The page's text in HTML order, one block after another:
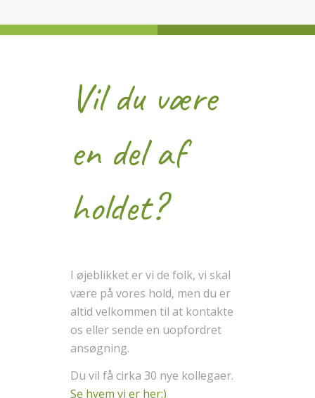
Vil du være
en del af
holdet?
I øjeblikket er vi de folk, vi skal
være på vores hold, men du er
altid velkommen til at kontakte
os eller sende en uopfordret
ansøgning.
Du vil få cirka 30 nye kollegaer.
Se hvem vi er her:)